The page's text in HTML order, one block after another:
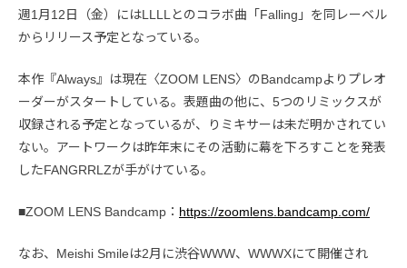
週1月12日（金）にはLLLLとのコラボ曲「Falling」を同レーベル
からリリース予定となっている。
本作『Always』は現在〈ZOOM LENS〉のBandcampよりプレオ
ーダーがスタートしている。表題曲の他に、5つのリミックスが
収録される予定となっているが、りミキサーは未だ明かされてい
ない。アートワークは昨年末にその活動に幕を下ろすことを発表
したFANGRRLZが手がけている。
■ZOOM LENS Bandcamp： https://zoomlens.bandcamp.com/
なお、Meishi Smileは2月に渋谷WWW、WWWXにて開催され